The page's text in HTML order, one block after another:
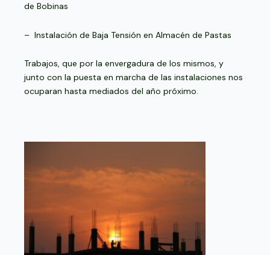
de Bobinas
– Instalación de Baja Tensión en Almacén de Pastas
Trabajos, que por la envergadura de los mismos, y
junto con la puesta en marcha de las instalaciones nos
ocuparan hasta mediados del año próximo.